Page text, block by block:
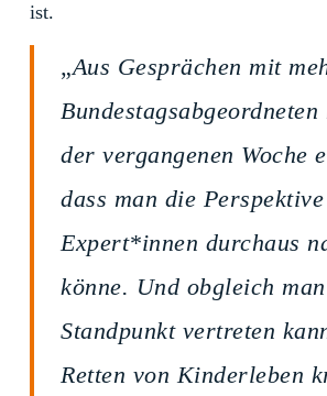
ist.
„Aus Gesprächen mit
der vergangenen Woche
dass man die
Expert*innen durchaus
könne. Und obgleich
Standpunkt vertreten
Retten von Kinderleben